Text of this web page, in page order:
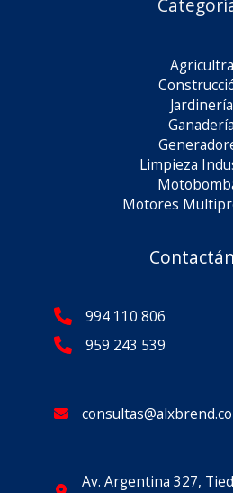
Agricultra
Jardinería
Ganadería
Limpieza
Motores
994 110 806
959 243 539
Av. Argentina 327,